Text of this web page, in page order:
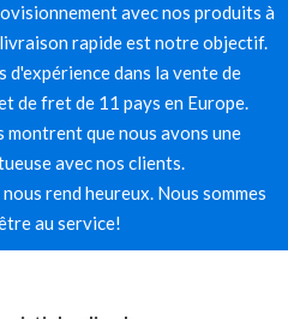
avec nos produits à
rapide est notre objectif.
d'expérience dans la vente de
de fret de 11 pays en Europe.
que nous avons une
avec nos clients.
rend heureux. Nous sommes
au service!